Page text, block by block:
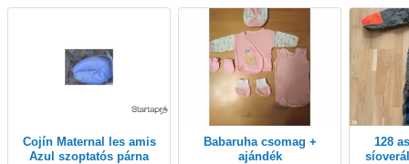
Cojín Maternal les amis
Azul szoptatós párna
Babaruha csomag +
ajándék
128 as Helly Hansen